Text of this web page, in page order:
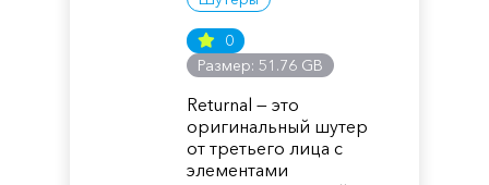
0
Размер: 51.76 GB
Returnal — это
оригинальный шутер
от третьего лица с
элементами